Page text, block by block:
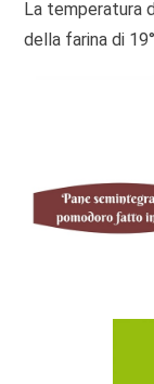
La temperatura
della farina di